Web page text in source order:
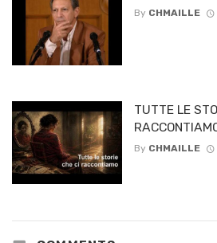
By CHMAILLE
TUTTE LE
By CHMAILLE